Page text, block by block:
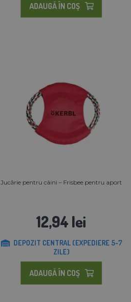
ADAUGĂ ÎN COŞ
Jucărie pentru câini – Frisbee pentru aport
12,94 lei
DEPOZIT CENTRAL (EXPEDIERE 5-7
ZILE)
ADAUGĂ ÎN COŞ